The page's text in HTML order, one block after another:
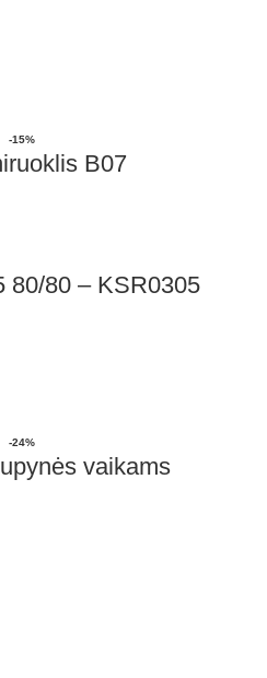
-15%
B07
80/80 – KSR0305
-24%
vaikams